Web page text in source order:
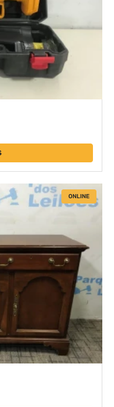
ONLINE